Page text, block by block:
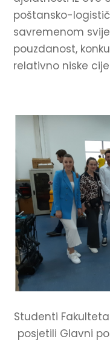
poštansko-
savremenom
pouzdanost,
relativno niske
Studenti
posjetili Glavni